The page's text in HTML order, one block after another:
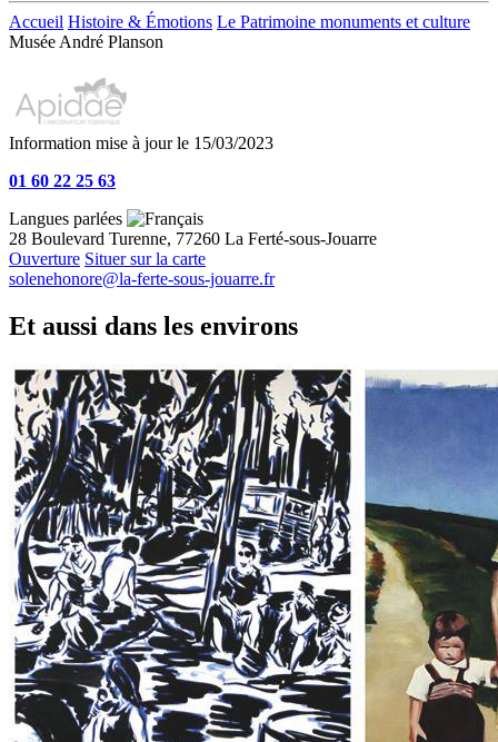
Accueil Histoire & Émotions Le Patrimoine monuments et culture
Musée André Planson
Information mise à jour le 15/03/2023
01 60 22 25 63
Langues parlées
28 Boulevard Turenne, 77260 La Ferté-sous-Jouarre
Ouverture Situer sur la carte
solenehonore@la-ferte-sous-jouarre.fr
Et aussi dans les environs